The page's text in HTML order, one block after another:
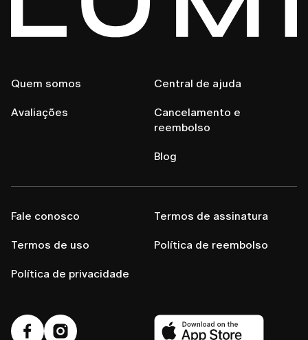
Quem somos
Avaliações
Central de ajuda
Cancelamento e
reembolso
Blog
Fale conosco
Termos de uso
Política de privacidade
Termos de assinatura
Política de reembolso